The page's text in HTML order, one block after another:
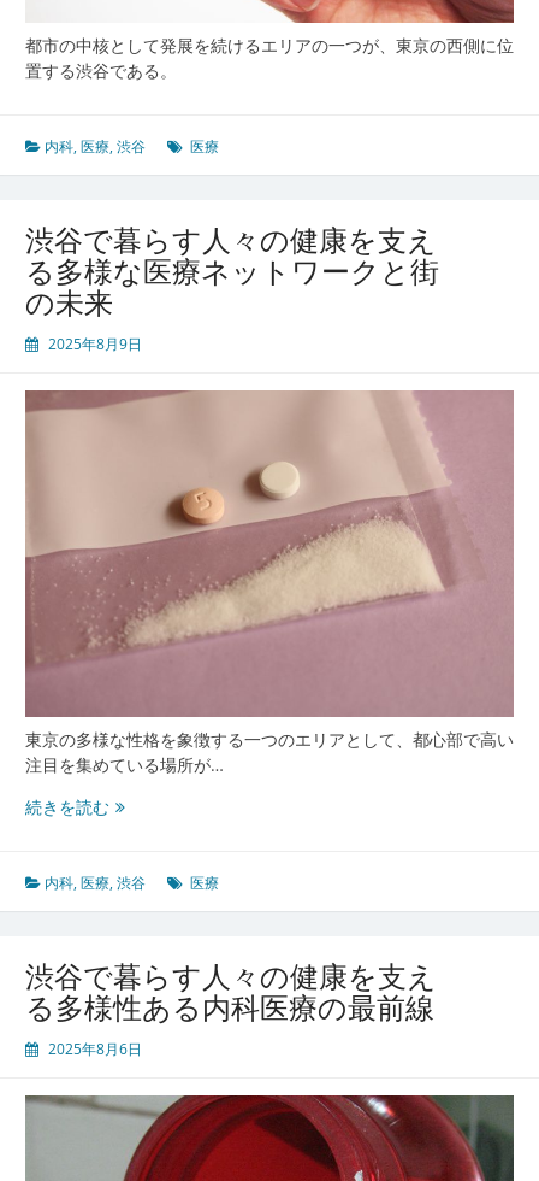
都市の中核として発展を続けるエリアの一つが、東京の西側に位
置する渋谷である。
内科,医療,渋谷 医療
渋谷で暮らす人々の健康を支え
る多様な医療ネットワークと街
の未来
2025年8月9日
東京の多様な性格を象徴する一つのエリアとして、都心部で高い
注目を集めている場所が…
続きを読む渋
暮
ら
の
健
を
え
内科,医療,渋谷 医療
渋谷で暮らす人々の健康を支え
る多様性ある内科医療の最前線
2025年8月6日